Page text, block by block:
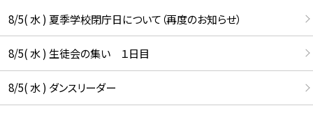
8/5( 水 ) 夏季学校閉庁日について（再度のお知らせ）
8/5( 水 ) 生徒会の集い １日目
8/5( 水 ) ダンスリーダー